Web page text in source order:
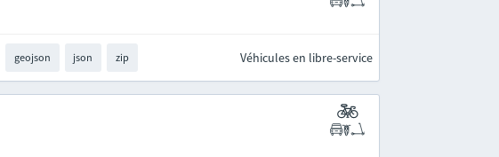
geojson json zip Véhicules en libre-service